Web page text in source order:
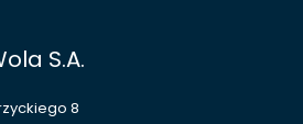
S.A.
8